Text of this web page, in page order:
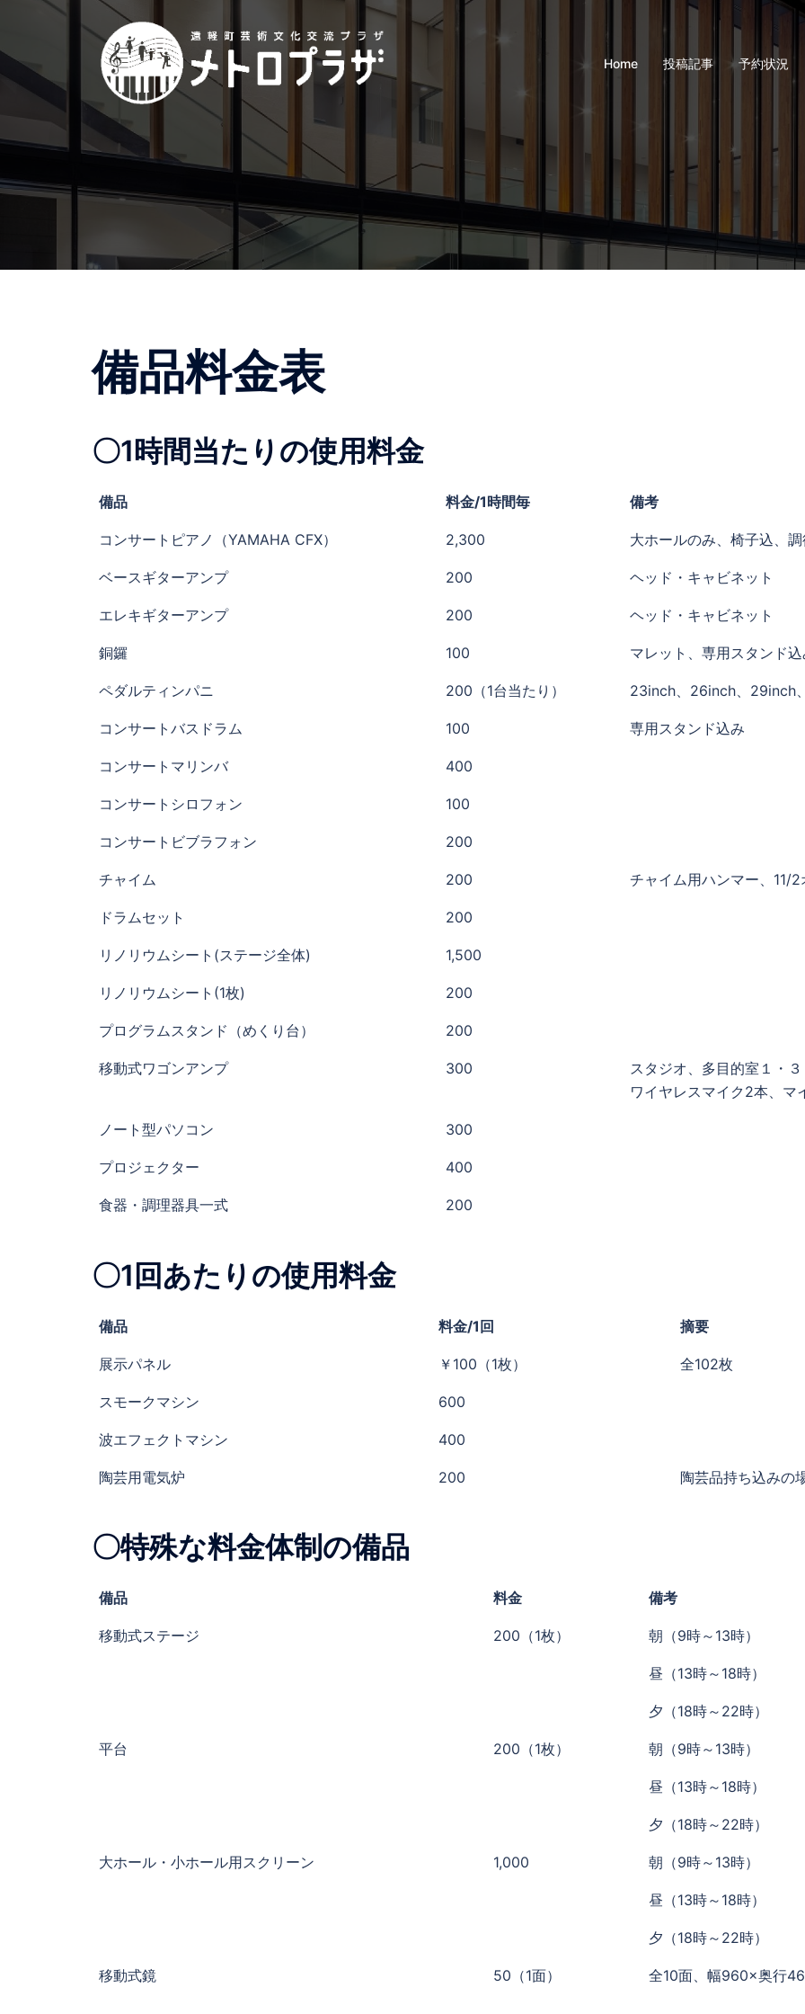
テ
ン
キ
ッ
Home 投稿記事 予約状況
備品料金表
〇1時間当たりの使用料金
備品 料金/1時間毎 備考
コンサートピアノ（YAMAHA CFX） 2,300 大ホールのみ、椅子込、
ベースギターアンプ 200 ヘッド・キャビネット
エレキギターアンプ 200 ヘッド・キャビネット
銅鑼 100 マレット、専用スタンド
ペダルティンパニ 200（1台当たり） 23inch、26inch、29inch
コンサートバスドラム 100 専用スタンド込み
コンサートマリンバ 400
コンサートシロフォン 100
コンサートビブラフォン 200
チャイム 200 チャイム用ハンマー、11/
ドラムセット 200
リノリウムシート(ステージ全体) 1,500
リノリウムシート(1枚) 200
プログラムスタンド（めくり台） 200
移動式ワゴンアンプ 300
スタジオ、多目的室１・
ワイヤレスマイク2本、マ
ノート型パソコン 300
プロジェクター 400
食器・調理器具一式 200
〇1回あたりの使用料金
備品 料金/1回 摘要
展示パネル ￥100（1枚） 全102枚
スモークマシン 600
波エフェクトマシン 400
陶芸用電気炉 200 陶芸品持ち込みの
〇特殊な料金体制の備品
備品 料金 備考
移動式ステージ 200（1枚） 朝（9時～13時）
昼（13時～18時）
夕（18時～22時）
平台 200（1枚） 朝（9時～13時）
昼（13時～18時）
夕（18時～22時）
大ホール・小ホール用スクリーン 1,000 朝（9時～13時）
昼（13時～18時）
夕（18時～22時）
移動式鏡 50（1面） 全10面、幅960×奥行